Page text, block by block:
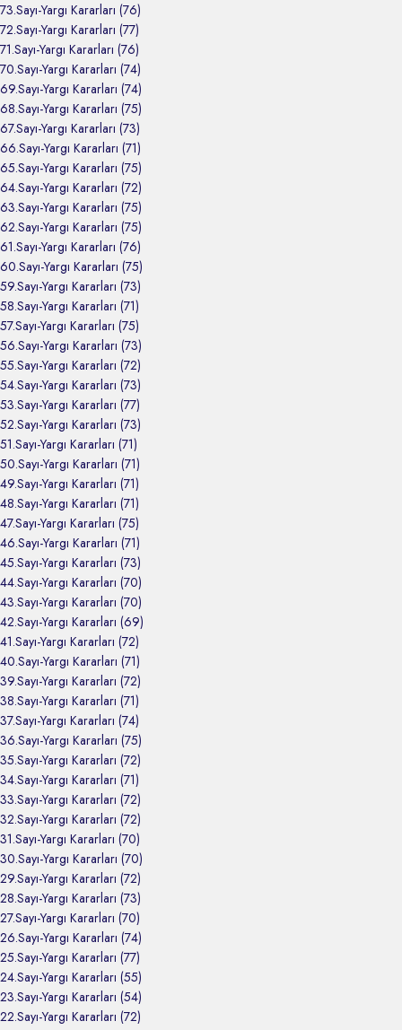
73.Sayı-Yargı Kararları (76)
72.Sayı-Yargı Kararları (77)
71.Sayı-Yargı Kararları (76)
70.Sayı-Yargı Kararları (74)
69.Sayı-Yargı Kararları (74)
68.Sayı-Yargı Kararları (75)
67.Sayı-Yargı Kararları (73)
66.Sayı-Yargı Kararları (71)
65.Sayı-Yargı Kararları (75)
64.Sayı-Yargı Kararları (72)
63.Sayı-Yargı Kararları (75)
62.Sayı-Yargı Kararları (75)
61.Sayı-Yargı Kararları (76)
60.Sayı-Yargı Kararları (75)
59.Sayı-Yargı Kararları (73)
58.Sayı-Yargı Kararları (71)
57.Sayı-Yargı Kararları (75)
56.Sayı-Yargı Kararları (73)
55.Sayı-Yargı Kararları (72)
54.Sayı-Yargı Kararları (73)
53.Sayı-Yargı Kararları (77)
52.Sayı-Yargı Kararları (73)
51.Sayı-Yargı Kararları (71)
50.Sayı-Yargı Kararları (71)
49.Sayı-Yargı Kararları (71)
48.Sayı-Yargı Kararları (71)
47.Sayı-Yargı Kararları (75)
46.Sayı-Yargı Kararları (71)
45.Sayı-Yargı Kararları (73)
44.Sayı-Yargı Kararları (70)
43.Sayı-Yargı Kararları (70)
42.Sayı-Yargı Kararları (69)
41.Sayı-Yargı Kararları (72)
40.Sayı-Yargı Kararları (71)
39.Sayı-Yargı Kararları (72)
38.Sayı-Yargı Kararları (71)
37.Sayı-Yargı Kararları (74)
36.Sayı-Yargı Kararları (75)
35.Sayı-Yargı Kararları (72)
34.Sayı-Yargı Kararları (71)
33.Sayı-Yargı Kararları (72)
32.Sayı-Yargı Kararları (72)
31.Sayı-Yargı Kararları (70)
30.Sayı-Yargı Kararları (70)
29.Sayı-Yargı Kararları (72)
28.Sayı-Yargı Kararları (73)
27.Sayı-Yargı Kararları (70)
26.Sayı-Yargı Kararları (74)
25.Sayı-Yargı Kararları (77)
24.Sayı-Yargı Kararları (55)
23.Sayı-Yargı Kararları (54)
22.Sayı-Yargı Kararları (72)